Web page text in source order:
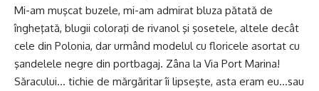
Mi-am muşcat buzele, mi-am admirat bluza pătată de
îngheţată, blugii coloraţi de rivanol şi şosetele, altele decât
cele din Polonia, dar urmând modelul cu floricele asortat cu
şandelele negre din portbagaj. Zâna la Via Port Marina!
Săracului… tichie de mărgăritar îi lipseşte, asta eram eu…sau